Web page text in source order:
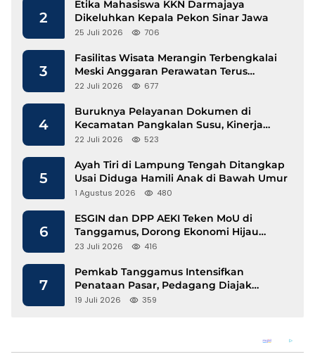
2
Etika Mahasiswa KKN Darmajaya
Dikeluhkan Kepala Pekon Sinar Jawa
25 Juli 2026 706
3
Fasilitas Wisata Merangin Terbengkalai
Meski Anggaran Perawatan Terus
Mengalir
22 Juli 2026 677
4
Buruknya Pelayanan Dokumen di
Kecamatan Pangkalan Susu, Kinerja
Disdukcapil Langkat Disorot
22 Juli 2026 523
5
Ayah Tiri di Lampung Tengah Ditangkap
Usai Diduga Hamili Anak di Bawah Umur
1 Agustus 2026 480
6
ESGIN dan DPP AEKI Teken MoU di
Tanggamus, Dorong Ekonomi Hijau
Berbasis Kopi dan Perdagangan Karbon
23 Juli 2026 416
7
Pemkab Tanggamus Intensifkan
Penataan Pasar, Pedagang Diajak
Tempati Pasar Modern Talang Padang
19 Juli 2026 359